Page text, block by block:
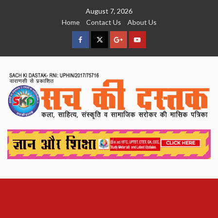
August 7, 2026
Home
Contact Us About Us
facebookTwitterGoogleYouTube